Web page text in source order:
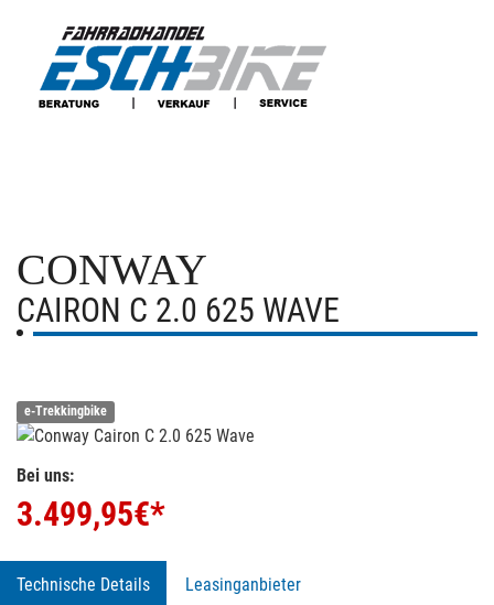
CONWAY
CAIRON C 2.0 625 WAVE
e-Trekkingbike
Bei uns:
3.499,95€*
Technische Details Leasinganbieter